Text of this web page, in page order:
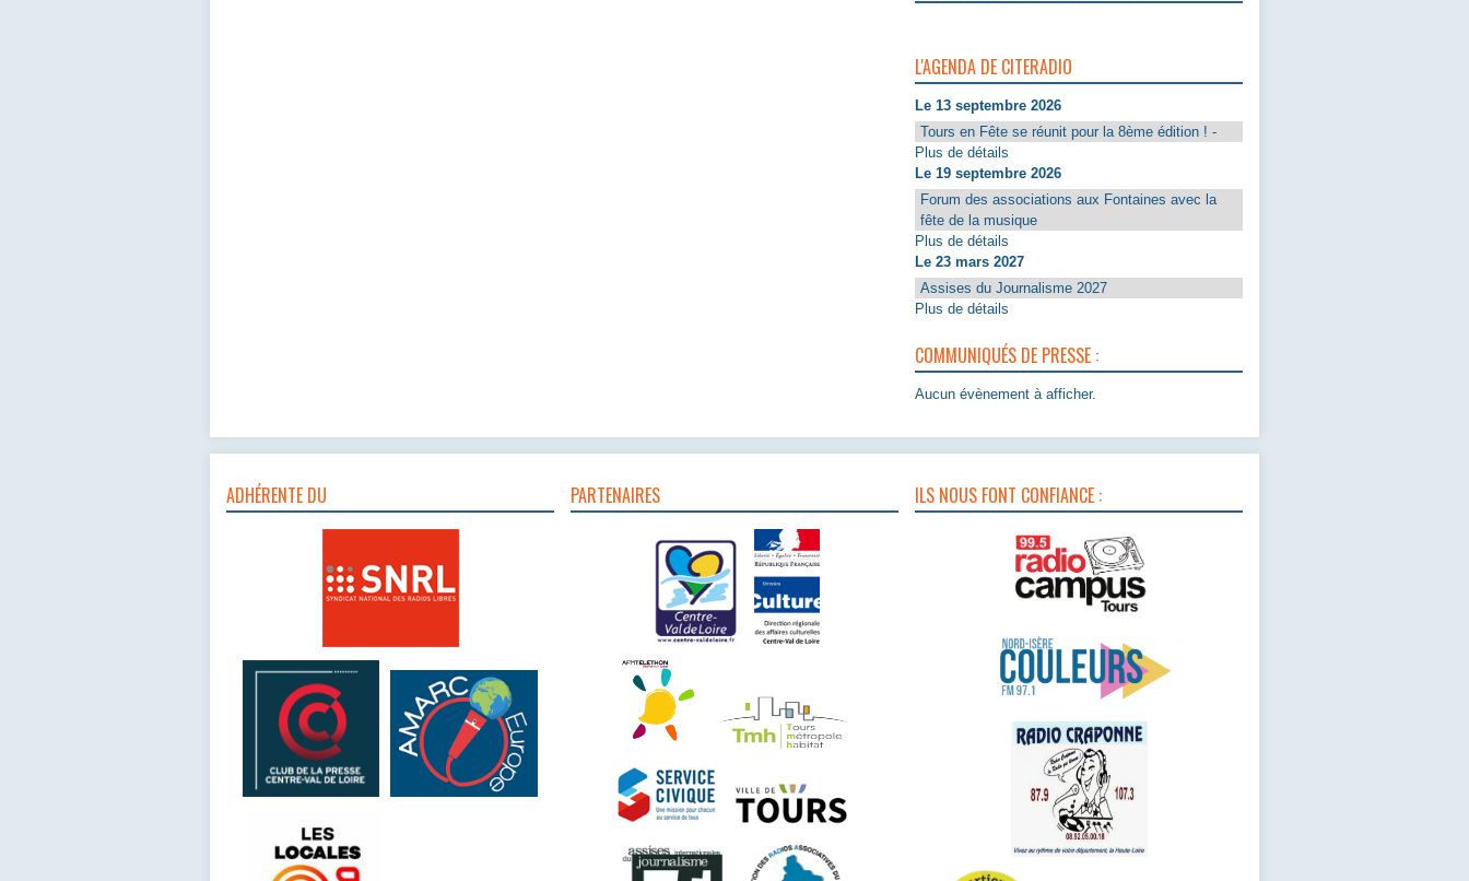
L'AGENDA DE CITERADIO
Le 13 septembre 2026
Tours en Fête se réunit pour la 8ème édition ! -
Plus de détails
Le 19 septembre 2026
Forum des associations aux Fontaines avec la
fête de la musique
Plus de détails
Le 23 mars 2027
Assises du Journalisme 2027
Plus de détails
COMMUNIQUÉS DE PRESSE :
Aucun évènement à afficher.
ADHÉRENTE DU PARTENAIRES ILS NOUS FONT CONFIANCE :